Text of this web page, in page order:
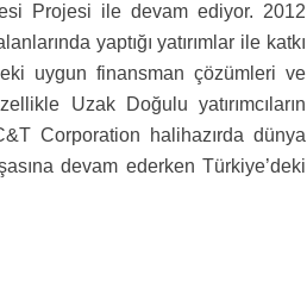
Projesi ile devam ediyor. 2012
yaptığı yatırımlar ile katkı
uygun finansman çözümleri ve
Uzak Doğulu yatırımcıların
Corporation halihazırda dünya
devam ederken Türkiye’deki